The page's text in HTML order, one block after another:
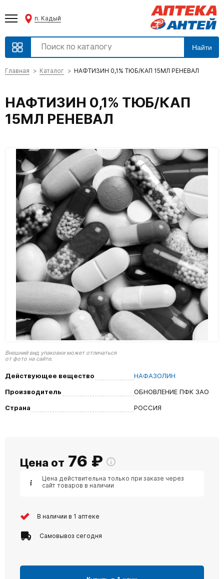
п. Кадый
Найти
Главная Каталог НАФТИЗИН 0,1% ТЮБ/КАП 15МЛ РЕНЕВАЛ
НАФТИЗИН 0,1% ТЮБ/КАП
15МЛ РЕНЕВАЛ
Внешний вид упаковки может отличаться
от фото на сайте.
Действующее вещество
НАФАЗОЛИН
Производитель
ОБНОВЛЕНИЕ ПФК ЗАО
Страна
РОССИЯ
Цена от 76 ₽
Цена действительна только при заказе через
сайт товаров в наличии
В наличии в 1 аптеке
Самовывоз сегодня